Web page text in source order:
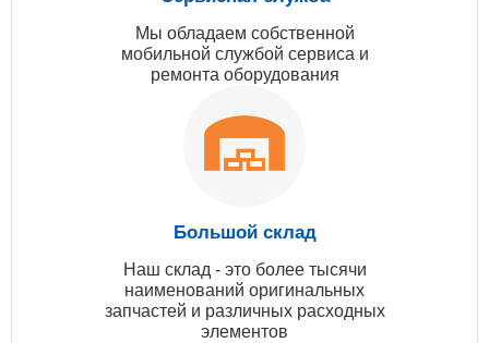
Мы обладаем собственной
мобильной службой сервиса и
ремонта оборудования
Большой склад
Наш склад - это более тысячи
наименований оригинальных
запчастей и различных расходных
элементов